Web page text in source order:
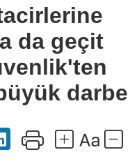
da geçit
darbe